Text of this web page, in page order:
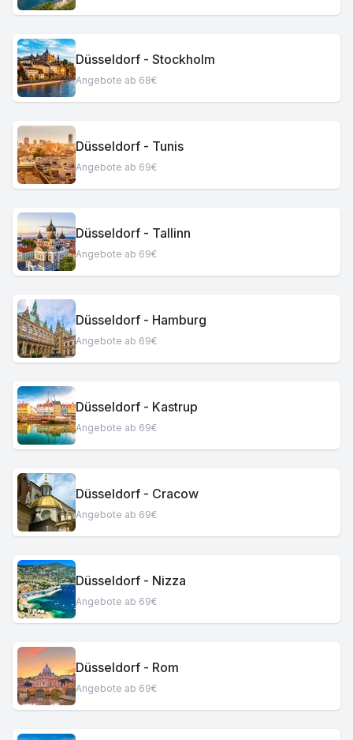
Düsseldorf - Stockholm
Angebote ab 68€
Düsseldorf - Tunis
Angebote ab 69€
Düsseldorf - Tallinn
Angebote ab 69€
Düsseldorf - Hamburg
Angebote ab 69€
Düsseldorf - Kastrup
Angebote ab 69€
Düsseldorf - Cracow
Angebote ab 69€
Düsseldorf - Nizza
Angebote ab 69€
Düsseldorf - Rom
Angebote ab 69€